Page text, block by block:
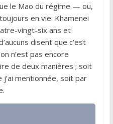
le Mao du régime — ou,
en vie. Khamenei
vingt-six ans et
disent que c’est
n’est pas encore
de deux manières ; soit
j’ai mentionnée, soit par